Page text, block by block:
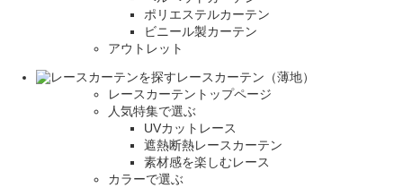
ポリエステルカーテン
ビニール製カーテン
アウトレット
レースカーテン（薄地）
レースカーテントップページ
人気特集で選ぶ
UVカットレース
遮熱断熱レースカーテン
素材感を楽しむレース
カラーで選ぶ